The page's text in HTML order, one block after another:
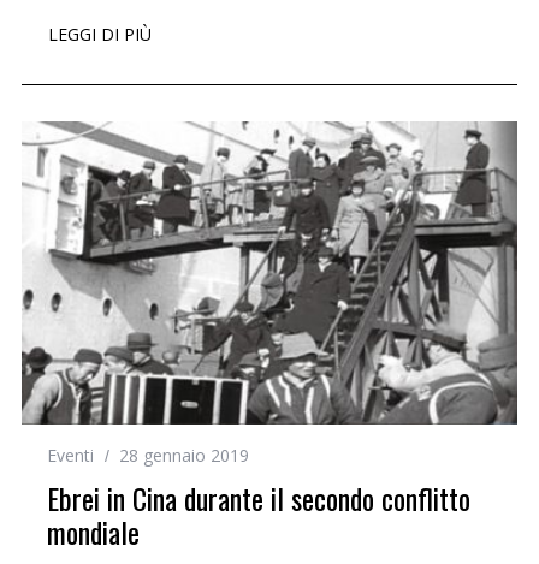
LEGGI DI PIÙ
Eventi 28 gennaio 2019
Ebrei in Cina durante il secondo conflitto
mondiale